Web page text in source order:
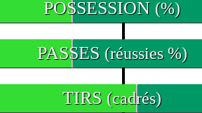
POSSESSION (%)
PASSES (réussies %)
TIRS (cadrés)